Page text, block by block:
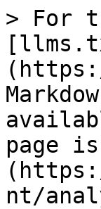
> For
page
nt/